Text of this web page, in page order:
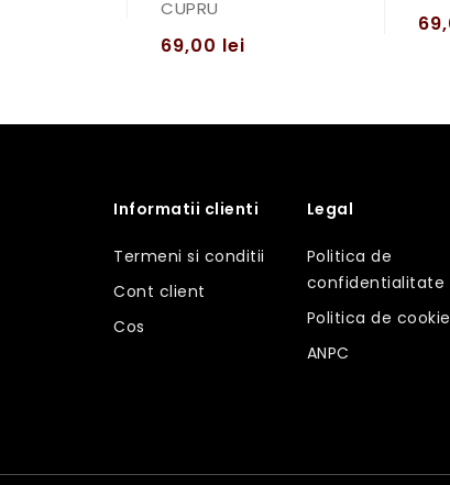
CUPRU
69,00 lei
Informatii clienti
Termeni si conditii
Cont client
Cos
Legal
Politica de
confidentialitate
Politica de
ANPC